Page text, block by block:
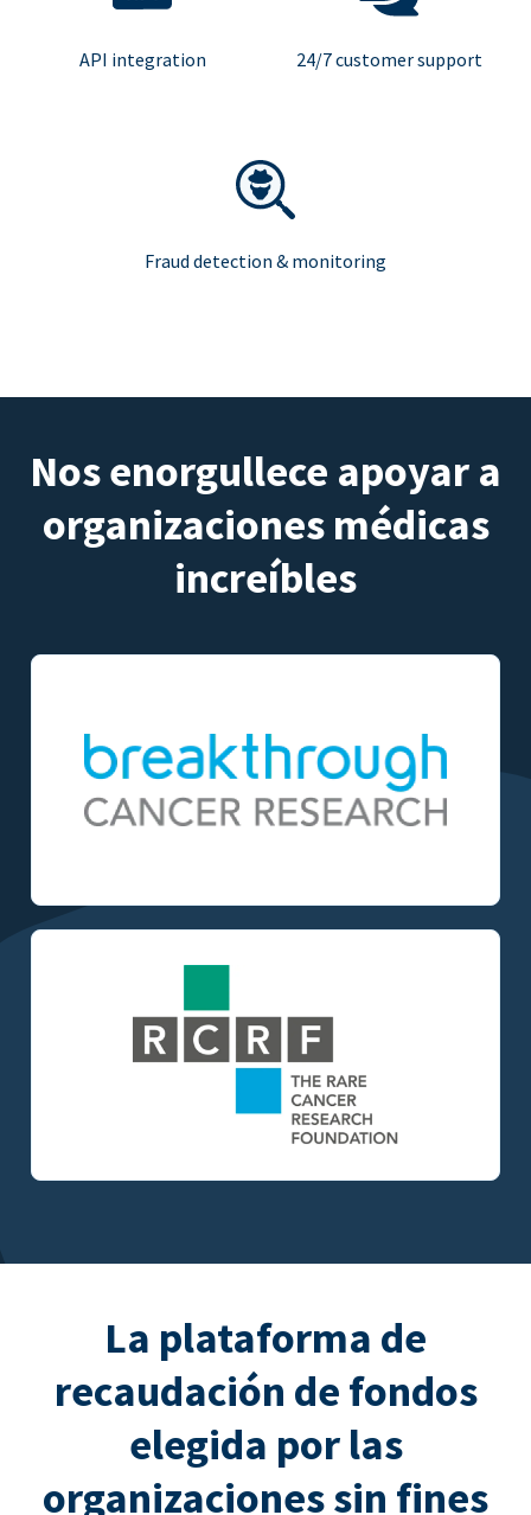
API integration 24/7 customer support
Fraud detection & monitoring
Nos enorgullece apoyar a
organizaciones médicas
increíbles
La plataforma de
recaudación de fondos
elegida por las
organizaciones sin fines